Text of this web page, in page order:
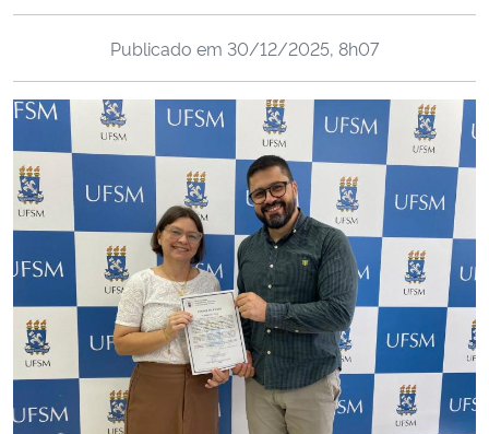
Ministério da Cidadania
Ministério de Minas e Energia
Ministério da Ciência, Tecnologia, Inovações e Comunicações
Ministério do Meio Ambiente
Ministério do Turismo
Ministério do Desenvolvimento Regional
Controladoria-Geral da União
Publicado em 30/12/2025, 8h07